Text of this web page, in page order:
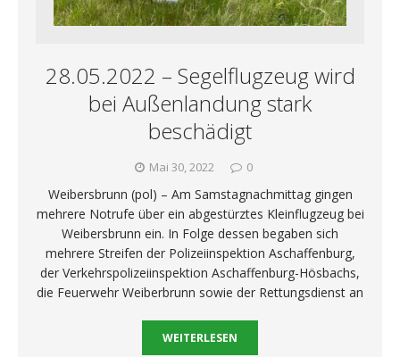
28.05.2022 – Segelflugzeug wird
bei Außenlandung stark
beschädigt
Mai 30, 2022 0
Weibersbrunn (pol) – Am Samstagnachmittag gingen
mehrere Notrufe über ein abgestürztes Kleinflugzeug bei
Weibersbrunn ein. In Folge dessen begaben sich
mehrere Streifen der Polizeiinspektion Aschaffenburg,
der Verkehrspolizeiinspektion Aschaffenburg-Hösbachs,
die Feuerwehr Weiberbrunn sowie der Rettungsdienst an
WEITERLESEN